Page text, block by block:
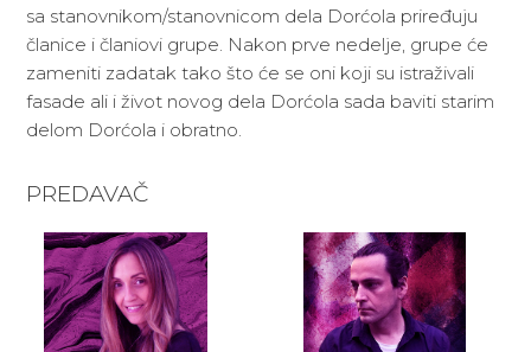
sa stanovnikom/stanovnicom dela Dorćola priređuju
članice i članiovi grupe. Nakon prve nedelje, grupe će
zameniti zadatak tako što će se oni koji su istraživali
fasade ali i život novog dela Dorćola sada baviti starim
delom Dorćola i obratno.
PREDAVAČ